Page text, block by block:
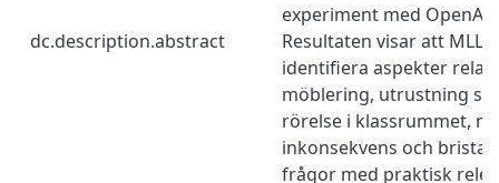
dc.description.abstract
experiment med OpenAIs
Resultaten visar att
identifiera aspekter
möblering, utrustning
rörelse i klassrummet,
inkonsekvens och
frågor med praktisk